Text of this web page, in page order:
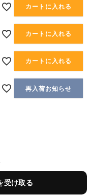
カートに入れる
カートに入れる
カートに入れる
再入荷お知らせ
受け取る